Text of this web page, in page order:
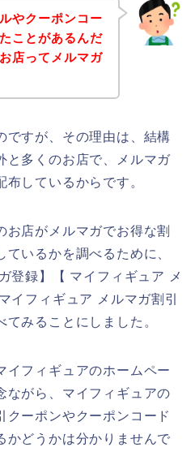
やクーポンコー
ことがあるんだ
店ってメルマガ
ですが、その理由は、結構
と多くのお店で、メルマガ
しているからです。
お店がメルマガでお得な割
いるかを調べるために、
登録】【 マイフィギュア メ
イフィギュア メルマガ割引
みることにしました。
イフィギュアのホームペー
ながら、マイフィギュアの
クーポンやクーポンコード
かどうかは分かりませんで